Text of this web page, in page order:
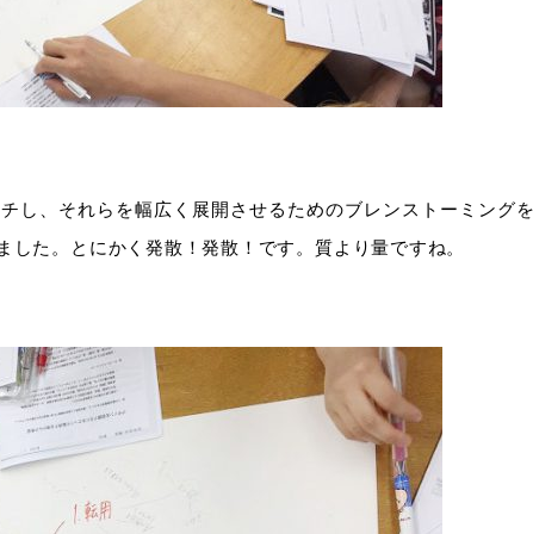
し、それらを幅広く展開させるためのブレンストーミング
た。とにかく発散！発散！です。質より量ですね。